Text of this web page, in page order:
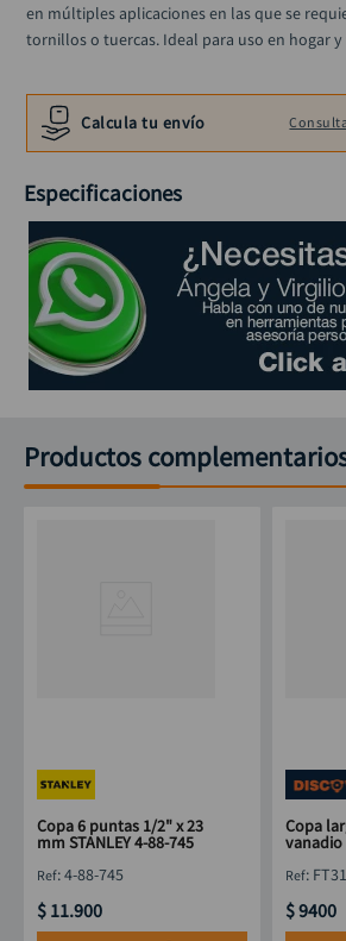
en múltiples aplicaciones en las que se
tornillos o tuercas. Ideal para uso en hogar
Calcula tu envío
Especificaciones
Productos
Copa 6 puntas 1/2" x 23
mm STANLEY 4-88-745
:4-88-745
$ 11.900
Copa
vanadio
:
$9400